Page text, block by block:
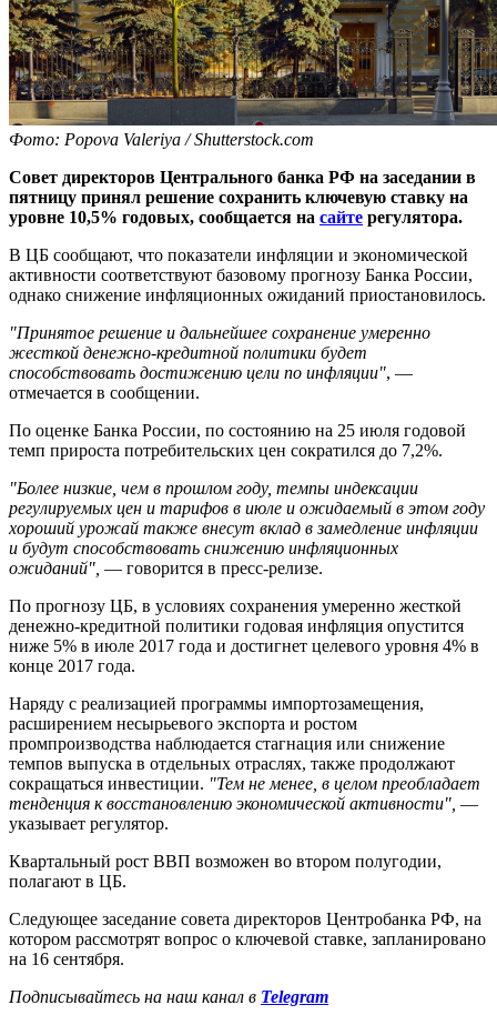
Фото: Popova Valeriya / Shutterstock.com
Совет директоров Центрального банка РФ на заседании в
пятницу принял решение сохранить ключевую ставку на
уровне 10,5% годовых, сообщается на сайте регулятора.
В ЦБ сообщают, что показатели инфляции и экономической
активности соответствуют базовому прогнозу Банка России,
однако снижение инфляционных ожиданий приостановилось.
"Принятое решение и дальнейшее сохранение умеренно
жесткой денежно-кредитной политики будет
способствовать достижению цели по инфляции", —
отмечается в сообщении.
По оценке Банка России, по состоянию на 25 июля годовой
темп прироста потребительских цен сократился до 7,2%.
"Более низкие, чем в прошлом году, темпы индексации
регулируемых цен и тарифов в июле и ожидаемый в этом году
хороший урожай также внесут вклад в замедление инфляции
и будут способствовать снижению инфляционных
ожиданий", — говорится в пресс-релизе.
По прогнозу ЦБ, в условиях сохранения умеренно жесткой
денежно-кредитной политики годовая инфляция опустится
ниже 5% в июле 2017 года и достигнет целевого уровня 4% в
конце 2017 года.
Наряду с реализацией программы импортозамещения,
расширением несырьевого экспорта и ростом
промпроизводства наблюдается стагнация или снижение
темпов выпуска в отдельных отраслях, также продолжают
сокращаться инвестиции. "Тем не менее, в целом преобладает
тенденция к восстановлению экономической активности", —
указывает регулятор.
Квартальный рост ВВП возможен во втором полугодии,
полагают в ЦБ.
Следующее заседание совета директоров Центробанка РФ, на
котором рассмотрят вопрос о ключевой ставке, запланировано
на 16 сентября.
Подписывайтесь на наш канал в Telegram